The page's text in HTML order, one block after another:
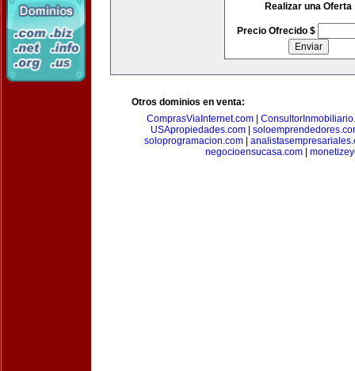
Realizar una Oferta
Precio Ofrecido $
Otros dominios en venta:
ComprasViaInternet.com
USApropiedades.com
soloprogramacion.com
negocioensucasa.com|